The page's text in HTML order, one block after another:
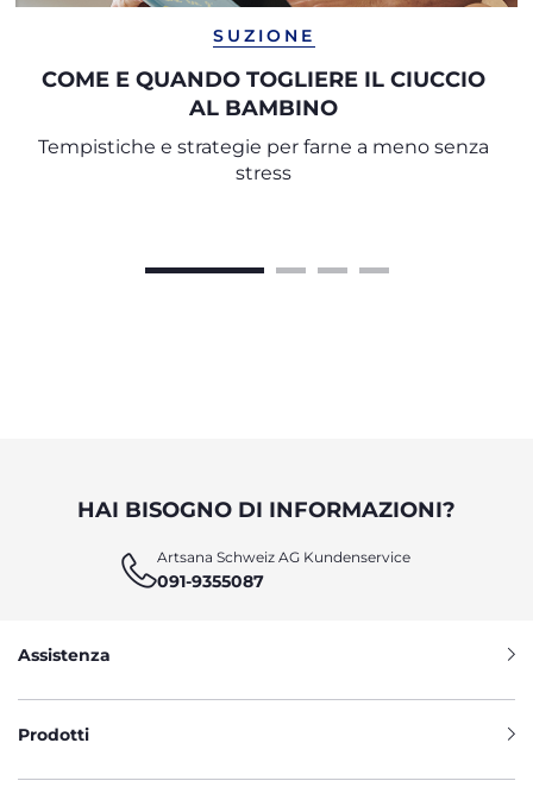
SUZIONE
COME E QUANDO TOGLIERE IL CIUCCIO
AL BAMBINO
Tempistiche e strategie per farne a meno senza
stress
HAI BISOGNO DI INFORMAZIONI?
Artsana Schweiz AG Kundenservice
091-9355087
Assistenza
Prodotti